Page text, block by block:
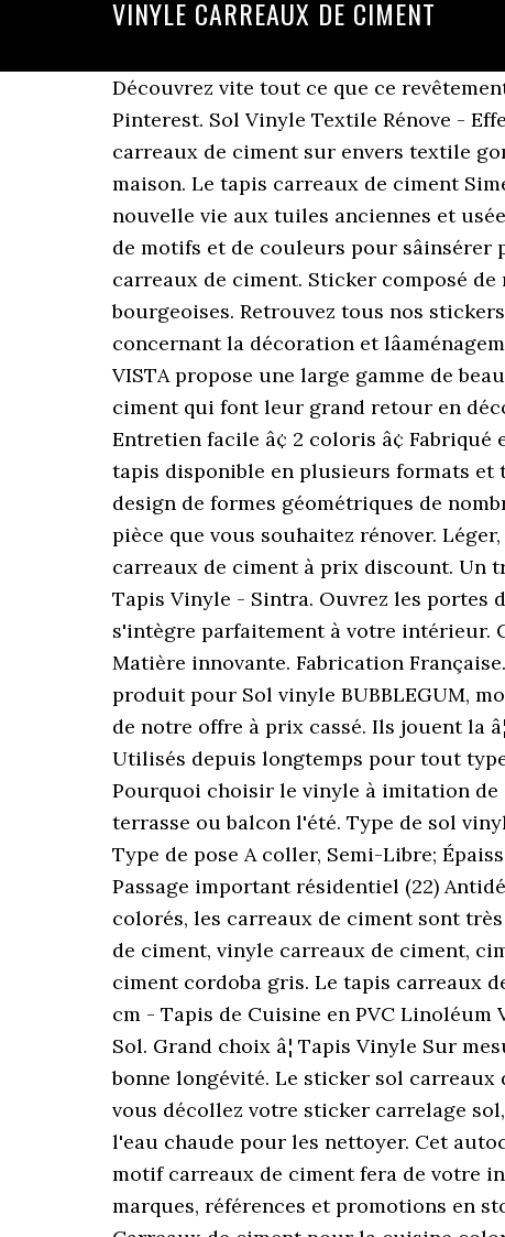
VINYLE CARREAUX DE CIMENT
Découvrez vite tout ce que ce revêtement de sol a à offrir ! 2017 - Découvrez le tableau "Vinyle Carreaux De Ciment" de CoCo sur Pinterest. Sol Vinyle Textile Rénove - Effet carreaux de ciment arabesques terracotta et bleu 4 avis Les sols vinyles imitation carreaux de ciment sur envers textile gomment les irrégularités du sol tout en donnant confort et cachet à toutes les pièces de la maison. Le tapis carreaux de ciment Simen. Voir 2 modèles NOVOFLOOR. Avec nos tapis vinyle carreaux , vous pouvez donner une nouvelle vie aux tuiles anciennes et usées de votre maison de â¦ Les tapis vinyle carreaux de ciment de HD86 offrent une variété de motifs et de couleurs pour sâinsérer parfaitement dans les univers déco de chacun. 14. Pour une déco moderne avec ses motifs carreaux de ciment. Sticker composé de motifs variés de carreaux de ciment évoquant lâesprit des maisons anciennes et bourgeoises. Retrouvez tous nos stickers carrelage ! Le tapis vinyle carreaux de ciment fait parti des tendances actuelles concernant la décoration et lâaménagement intérieur. Conçue pour donner un look créatif et personnel à la cuisine, la sélection VISTA propose une large gamme de beaux designs, disponibles en diffé Esprit vintage pour ce tapis qui reproduit les carreaux de ciment qui font leur grand retour en déco.Caractéristiques : â¢ 100% PVC â¢ Motifs carreaux de ciment â¢ Forme rectangulaire â¢ Entretien facile â¢ 2 coloris â¢ Fabriqué en BelgiqueDimensions : â¢ 59 x 98 cm â¢ 65 x 150 cm â¢ Epaisseur : moins de 0,5 cm Ce tapis disponible en plusieurs formats et tailles est en vinyle et peut s'utiliser en intérieur comme en extérieur. Tapis de cuisine au design de formes géométriques de nombreuses couleurs qui peuvent remplir de joie votre cuisine, salle à manger ou même toute pièce que vous souhaitez rénover. Léger, les plaques de décoration se déplacent facilement au grès de ces envies. Achat Vinyle carreaux de ciment à prix discount. Un très beau modèle au style ancien qui ira à merveille dans une cuisine. À partir de â¬29,00 Tapis Vinyle - Sintra. Ouvrez les portes du plus beau magasin du Web ! Adaptez ce tapis vinyle à vos dimensions pour qu'il s'intègre parfaitement à votre intérieur. Ce tapis vinyle imite à la perfection les carreaux de ciment, un motif tendance et déco. Matière innovante. Fabrication Française. À partir de â¬29,00 Tapis Vinyle - Faro. 12. Une excellente qualité â¦ 20 juin 2018 - Page produit pour Sol vinyle BUBBLEGUM, motif carreau de ciment, rouleau 2 m Stickers Ne manquez pas de découvrir toute lâétendue de notre offre à prix cassé. Ils jouent la â¦ Dans ce type de pièce, le nettoyage et l'organisation sont deux éléments essentiels. Utilisés depuis longtemps pour tout type de maisons, les carreaux de ciment reviennent à la mode depuis quelques mois. Pourquoi choisir le vinyle à imitation de carreaux ? 15 avr. Il habillera chaque pièce de la maison l'hiver et égaillera aussi votre terrasse ou balcon l'été. Type de sol vinyle Rouleau; Aspect Carreaux de ciment; Coloris Carreaux de ciment bleu